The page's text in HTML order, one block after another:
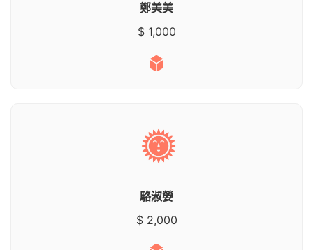
鄭美美
$ 1,000
駱淑嫈
$ 2,000